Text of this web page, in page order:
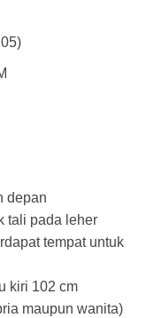
depan
tali pada leher
tempat untuk
kiri 102 cm
maupun wanita)